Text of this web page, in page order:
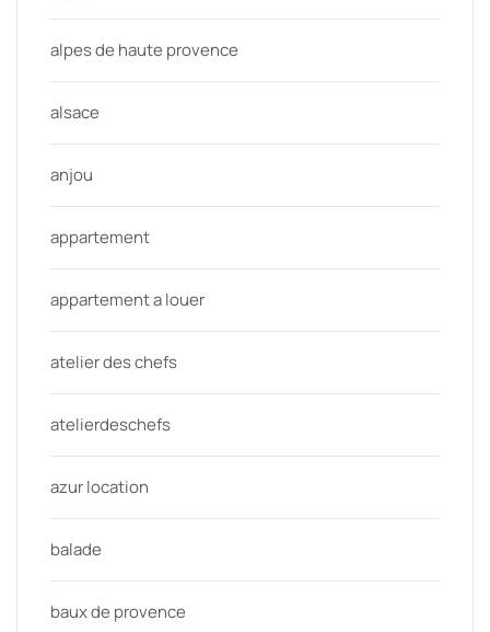
alpes de haute provence
alsace
anjou
appartement
appartement a louer
atelier des chefs
atelierdeschefs
azur location
balade
baux de provence